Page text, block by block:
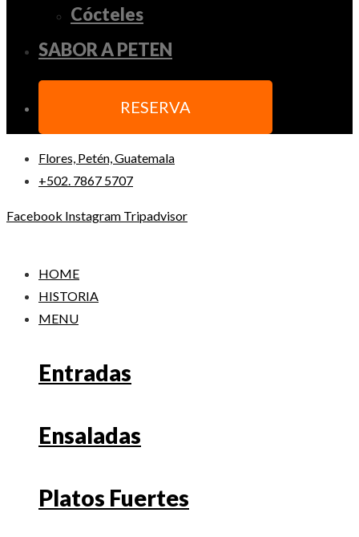
Cócteles
SABOR A PETEN
RESERVA
Flores, Petén, Guatemala
+502. 7867 5707
Facebook Instagram Tripadvisor
HOME
HISTORIA
MENU
Entradas
Ensaladas
Platos Fuertes